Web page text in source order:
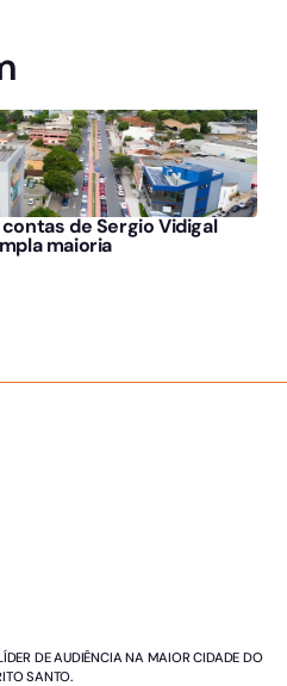
de Sergio Vidigal
maioria
DE AUDIÊNCIA NA MAIOR CIDADE DO
SANTO.